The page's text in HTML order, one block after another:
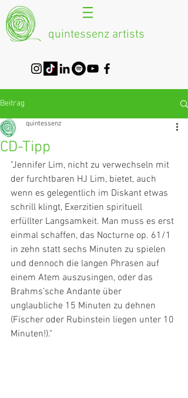
quintessenz artists
Beitrag
CD-Tipp
quintessenz
"Jennifer Lim, nicht zu verwechseln mit
der furchtbaren HJ Lim, bietet, auch
wenn es gelegentlich im Diskant etwas
schrill klingt, Exerzitien spirituell
erfüllter Langsamkeit. Man muss es erst
einmal schaffen, das Nocturne op. 61/1
in zehn statt sechs Minuten zu spielen
und dennoch die langen Phrasen auf
einem Atem auszusingen, oder das
Brahms’sche Andante über
unglaubliche 15 Minuten zu dehnen
(Fischer oder Rubinstein liegen unter 10
Minuten!)."